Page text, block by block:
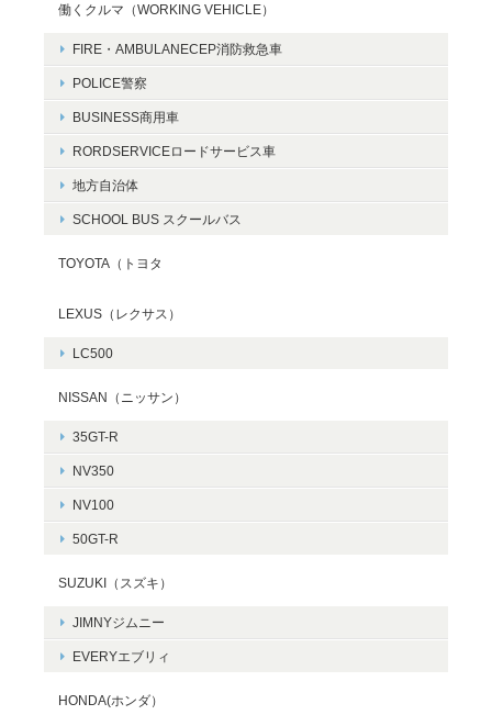
働くクルマ（WORKING VEHICLE）
FIRE・AMBULANECEP消防救急車
POLICE警察
BUSINESS商用車
RORDSERVICEロードサービス車
地方自治体
SCHOOL BUS スクールバス
TOYOTA（トヨタ
LEXUS（レクサス）
LC500
NISSAN（ニッサン）
35GT-R
NV350
NV100
50GT-R
SUZUKI（スズキ）
JIMNYジムニー
EVERYエブリィ
HONDA(ホンダ）